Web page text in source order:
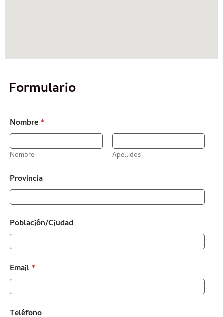
Formulario
Nombre*
Nombre Apellidos
Provincia
Población/Ciudad
Email*
Teléfono